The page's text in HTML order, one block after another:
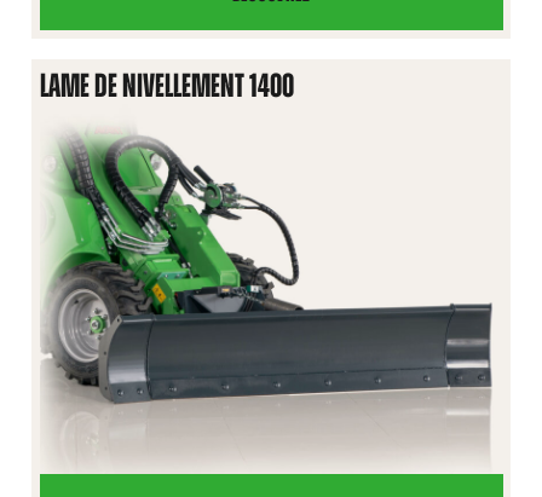
CHASSE-
NEIGE
LAME DE NIVELLEMENT 1400